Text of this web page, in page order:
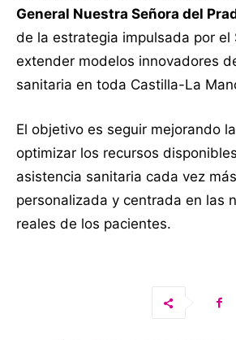
General Nuestra Señora del
de la estrategia impulsada por el
extender modelos innovadores
sanitaria en toda Castilla-La
El objetivo es seguir mejorando
optimizar los recursos
asistencia sanitaria cada vez
personalizada y centrada en las
reales de los pacientes.